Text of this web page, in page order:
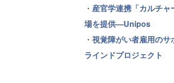
・ 産官学連携「カルチ
場を提供—Unipos
・ 視覚障がい者雇用の
ラインドプロジェクト